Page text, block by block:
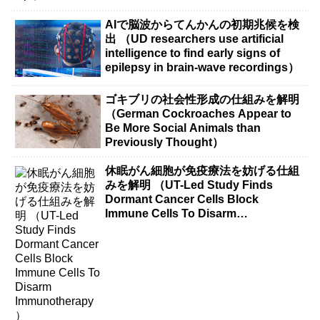
AIで脳波からてんかんの初期兆候を検
出 （UD researchers use artificial
intelligence to find early signs of
epilepsy in brain-wave recordings）
ゴキブリの社会性形成の仕組みを解明
（German Cockroaches Appear to
Be More Social Animals than
Previously Thought）
休眠がん細胞が免疫療法を妨げる仕組
みを解明 （UT-Led Study Finds
Dormant Cancer Cells Block
Immune Cells To Disarm